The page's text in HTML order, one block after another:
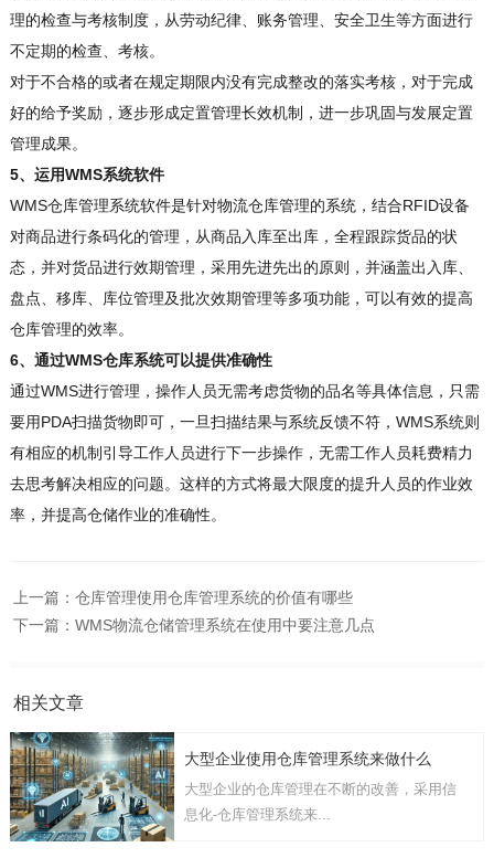
理的检查与考核制度，从劳动纪律、账务管理、安全卫生等方面进行
不定期的检查、考核。
对于不合格的或者在规定期限内没有完成整改的落实考核，对于完成
好的给予奖励，逐步形成定置管理长效机制，进一步巩固与发展定置
管理成果。
5、运用WMS系统软件
WMS仓库管理系统软件是针对物流仓库管理的系统，结合RFID设备
对商品进行条码化的管理，从商品入库至出库，全程跟踪货品的状
态，并对货品进行效期管理，采用先进先出的原则，并涵盖出入库、
盘点、移库、库位管理及批次效期管理等多项功能，可以有效的提高
仓库管理的效率。
6、通过WMS仓库系统可以提供准确性
通过WMS进行管理，操作人员无需考虑货物的品名等具体信息，只需
要用PDA扫描货物即可，一旦扫描结果与系统反馈不符，WMS系统则
有相应的机制引导工作人员进行下一步操作，无需工作人员耗费精力
去思考解决相应的问题。这样的方式将最大限度的提升人员的作业效
率，并提高仓储作业的准确性。
上一篇： 仓库管理使用仓库管理系统的价值有哪些
下一篇： WMS物流仓储管理系统在使用中要注意几点
相关文章
大型企业使用仓库管理系统来做什么
大型企业的仓库管理在不断的改善，采用信
息化-仓库管理系统来...